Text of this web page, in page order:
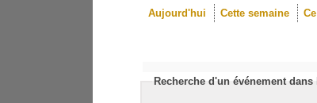
Aujourd'hui Cette semaine
Recherche d'un événement dans